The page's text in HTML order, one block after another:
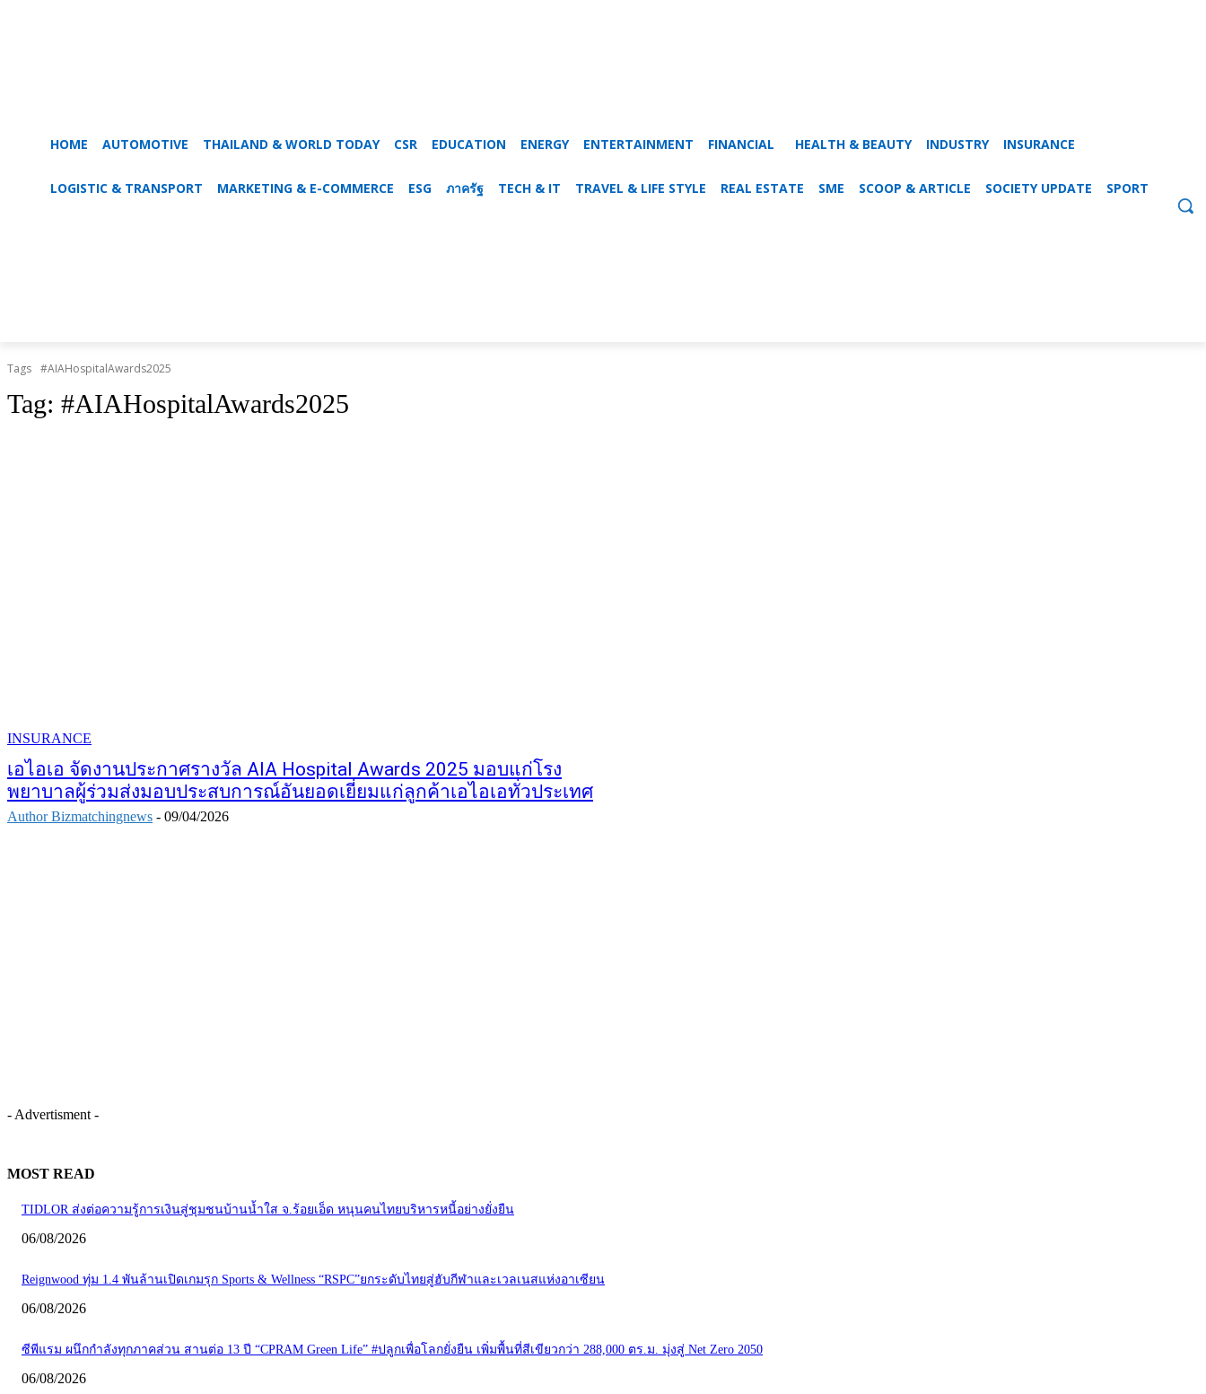
HOME AUTOMOTIVE THAILAND & WORLD TODAY CSR EDUCATION ENERGY ENTERTAINMENT FINANCIAL HEALTH & BEAUTY INDUSTRY INSURANCE
LOGISTIC & TRANSPORT MARKETING & E-COMMERCE ESG ภาครัฐ TECH & IT TRAVEL & LIFE STYLE REAL ESTATE SME SCOOP & ARTICLE SOCIETY UPDATE SPORT
Tags #AIAHospitalAwards2025
Tag: #AIAHospitalAwards2025
INSURANCE
เอไอเอ จัดงานประกาศรางวัล AIA Hospital Awards 2025 มอบแก่โรง
พยาบาลผู้ร่วมส่งมอบประสบการณ์อันยอดเยี่ยมแก่ลูกค้าเอไอเอทั่วประเทศ
Author Bizmatchingnews - 09/04/2026
- Advertisment -
MOST READ
TIDLOR ส่งต่อความรู้การเงินสู่ชุมชนบ้านน้ำใส จ.ร้อยเอ็ด หนุนคนไทยบริหารหนี้อย่างยั่งยืน
06/08/2026
Reignwood ทุ่ม 1.4 พันล้านเปิดเกมรุก Sports & Wellness “RSPC”ยกระดับไทยสู่ฮับกีฬาและเวลเนสแห่งอาเซียน
06/08/2026
ซีพีแรม ผนึกกำลังทุกภาคส่วน สานต่อ 13 ปี “CPRAM Green Life” #ปลูกเพื่อโลกยั่งยืน เพิ่มพื้นที่สีเขียวกว่า 288,000 ตร.ม. มุ่งสู่ Net Zero 2050
06/08/2026